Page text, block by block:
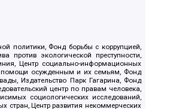
политики, Фонд борьбы с коррупцией,
экологической преступности,
Центр социально-информационных
помощи осужденным и их семьям, Фонд
Издательство Парк Гагарина, Фонд
центр по правам человека,
социологических исследований,
Центр развития некоммерческих